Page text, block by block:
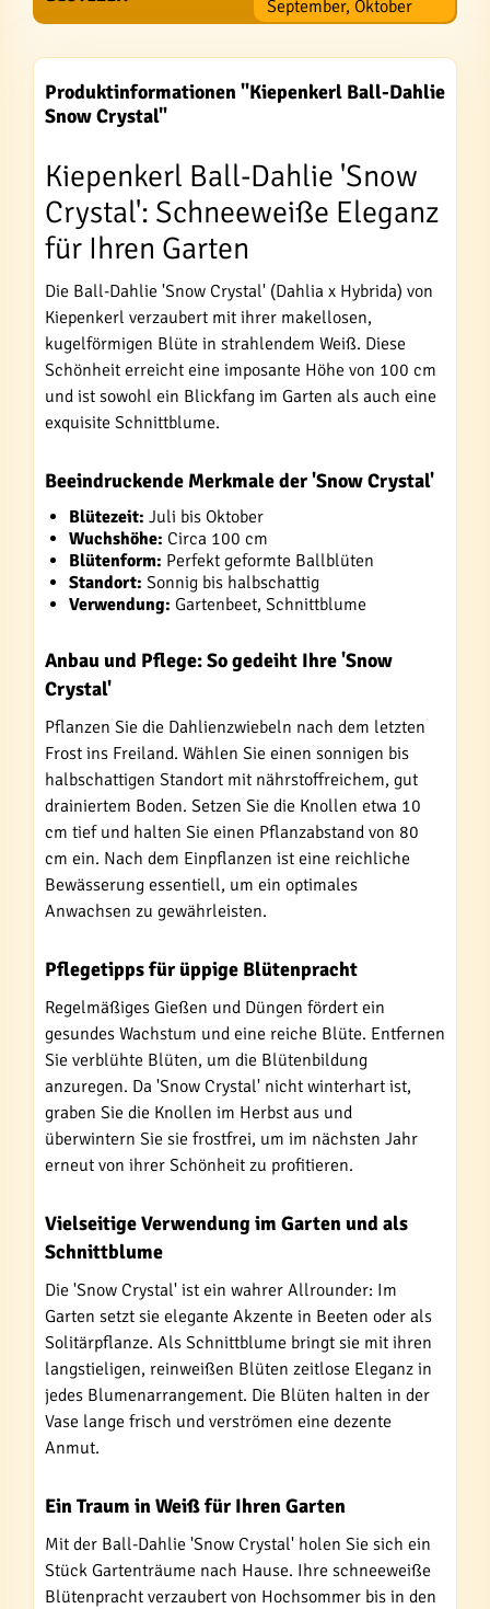
September, Oktober
Produktinformationen "Kiepenkerl Ball-Dahlie
Snow Crystal"
Kiepenkerl Ball-Dahlie 'Snow
Crystal': Schneeweiße Eleganz
für Ihren Garten
Die Ball-Dahlie 'Snow Crystal' (Dahlia x Hybrida) von
Kiepenkerl verzaubert mit ihrer makellosen,
kugelförmigen Blüte in strahlendem Weiß. Diese
Schönheit erreicht eine imposante Höhe von 100 cm
und ist sowohl ein Blickfang im Garten als auch eine
exquisite Schnittblume.
Beeindruckende Merkmale der 'Snow Crystal'
Blütezeit: Juli bis Oktober
Wuchshöhe: Circa 100 cm
Blütenform: Perfekt geformte Ballblüten
Standort: Sonnig bis halbschattig
Verwendung: Gartenbeet, Schnittblume
Anbau und Pflege: So gedeiht Ihre 'Snow
Crystal'
Pflanzen Sie die Dahlienzwiebeln nach dem letzten
Frost ins Freiland. Wählen Sie einen sonnigen bis
halbschattigen Standort mit nährstoffreichem, gut
drainiertem Boden. Setzen Sie die Knollen etwa 10
cm tief und halten Sie einen Pflanzabstand von 80
cm ein. Nach dem Einpflanzen ist eine reichliche
Bewässerung essentiell, um ein optimales
Anwachsen zu gewährleisten.
Pflegetipps für üppige Blütenpracht
Regelmäßiges Gießen und Düngen fördert ein
gesundes Wachstum und eine reiche Blüte. Entfernen
Sie verblühte Blüten, um die Blütenbildung
anzuregen. Da 'Snow Crystal' nicht winterhart ist,
graben Sie die Knollen im Herbst aus und
überwintern Sie sie frostfrei, um im nächsten Jahr
erneut von ihrer Schönheit zu profitieren.
Vielseitige Verwendung im Garten und als
Schnittblume
Die 'Snow Crystal' ist ein wahrer Allrounder: Im
Garten setzt sie elegante Akzente in Beeten oder als
Solitärpflanze. Als Schnittblume bringt sie mit ihren
langstieligen, reinweißen Blüten zeitlose Eleganz in
jedes Blumenarrangement. Die Blüten halten in der
Vase lange frisch und verströmen eine dezente
Anmut.
Ein Traum in Weiß für Ihren Garten
Mit der Ball-Dahlie 'Snow Crystal' holen Sie sich ein
Stück Gartenträume nach Hause. Ihre schneeweiße
Blütenpracht verzaubert von Hochsommer bis in den